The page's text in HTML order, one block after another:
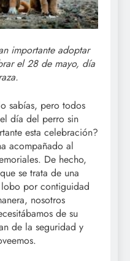
importante adoptar
el 28 de mayo, día
sabías, pero todos
día del perro sin
esta celebración?
acompañado al
De hecho,
se trata de una
por contiguidad
nosotros
de su
de la seguridad y